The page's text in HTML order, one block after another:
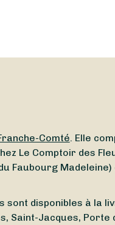
Comté. Elle
Le Comptoir des
Faubourg
disponibles à la
Saint-Jacques, Porte